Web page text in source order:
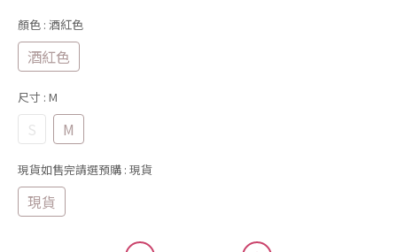
顏色 : 酒紅色
酒紅色
尺寸 : M
S M
現貨如售完請選預購 : 現貨
現貨